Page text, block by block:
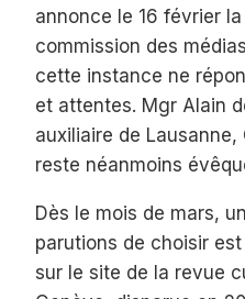
annonce le 16 février
commission des
cette instance ne
et attentes. Mgr Alain
auxiliaire de
reste néanmoins
Dès le mois de mars,
parutions de choisir
sur le site de la revue